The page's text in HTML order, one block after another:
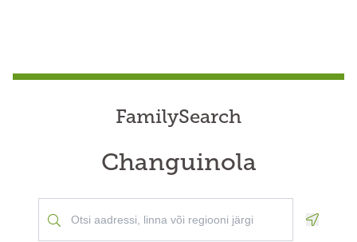
FamilySearch
Changuinola